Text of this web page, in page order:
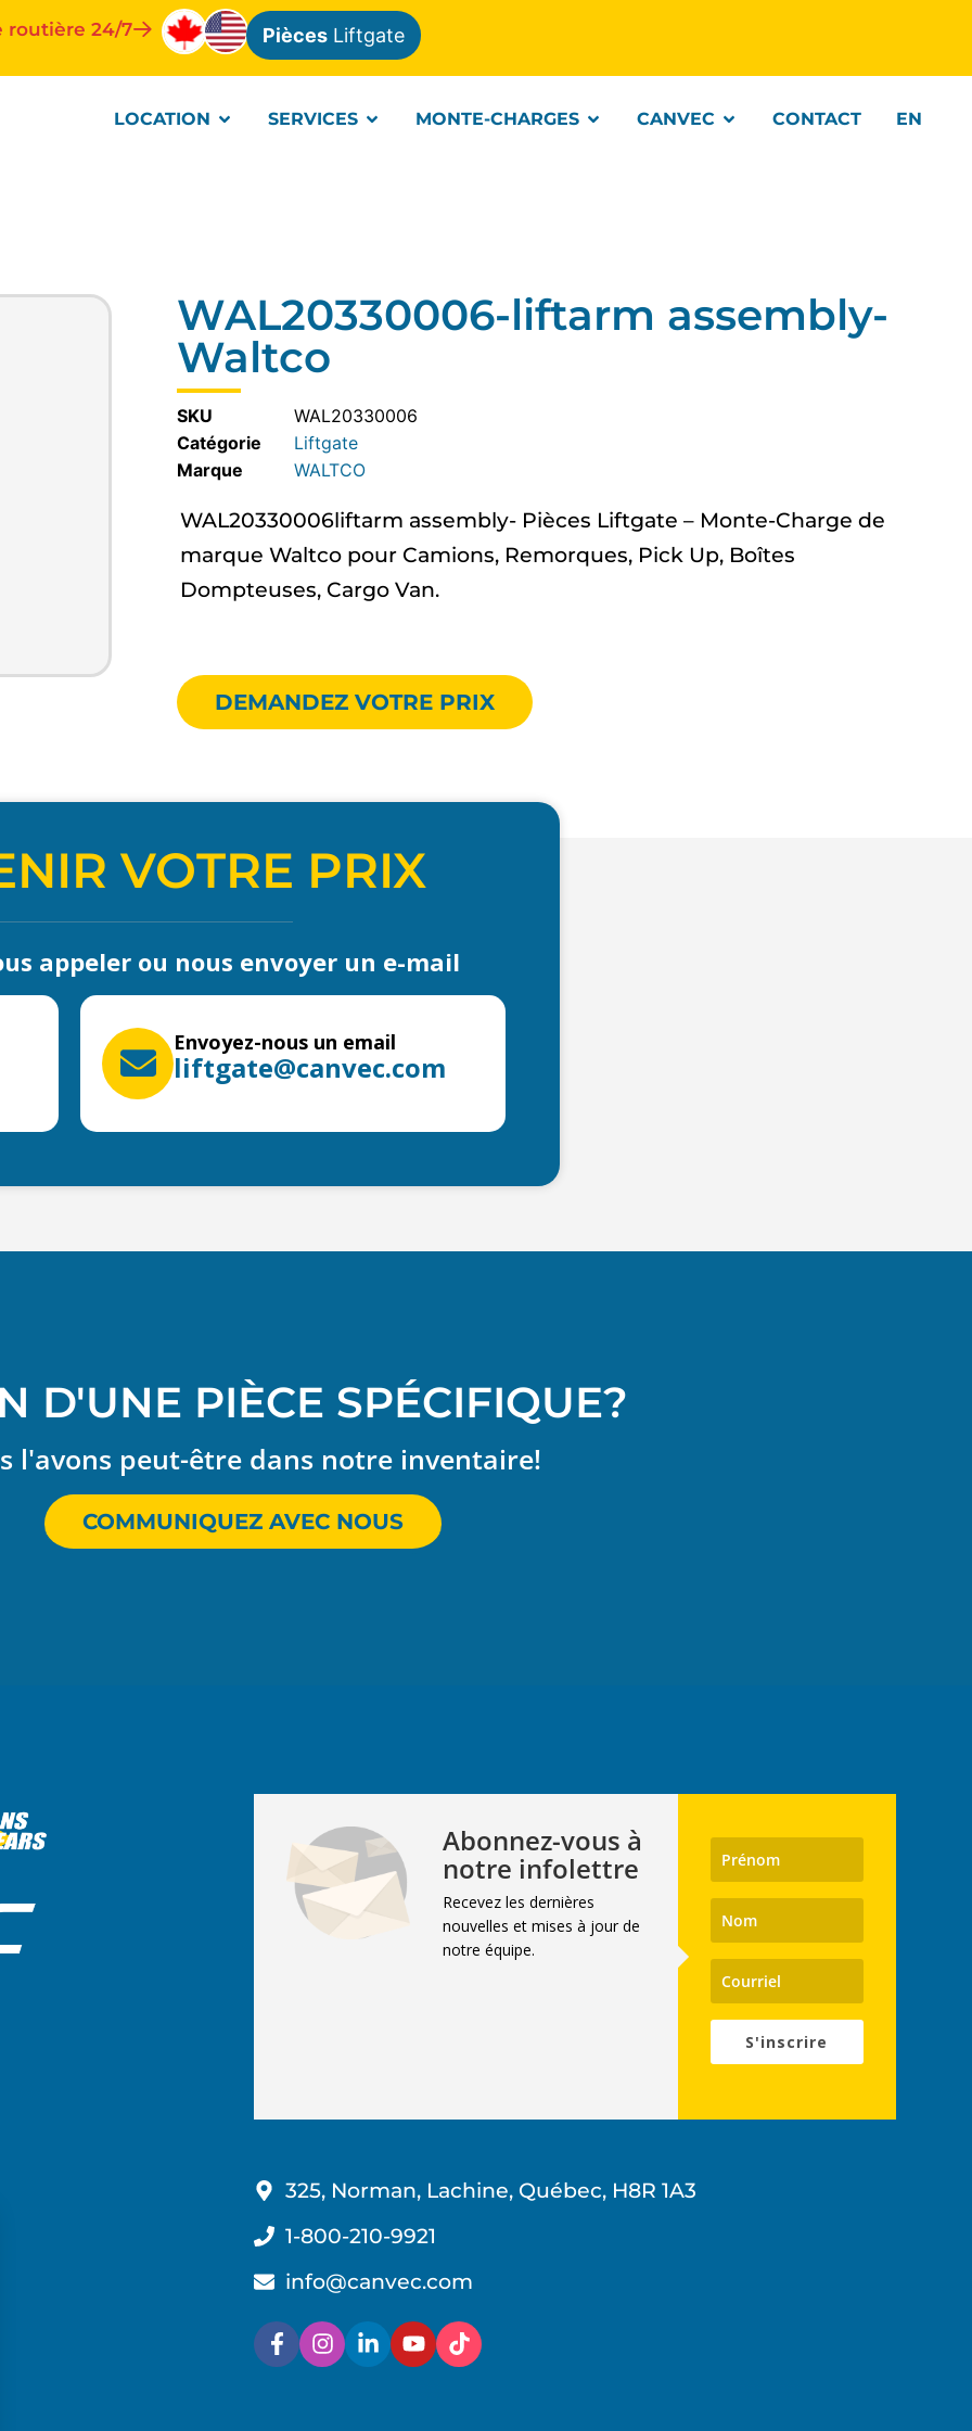
routière 24/7 Pièces Liftgate
LOCATION SERVICES MONTE-CHARGES CANVEC CONTACT EN
WAL20330006-liftarm assembly-
Waltco
SKU
WAL20330006
Catégorie
Liftgate
WALTCO
WAL20330006liftarm assembly- Pièces Liftgate – Monte-Charge de
marque Waltco pour Camions, Remorques, Pick Up, Boîtes
Dompteuses, Cargo Van.
DEMANDEZ VOTRE PRIX
VOTRE PRIX
appeler ou nous envoyer un e-mail
Envoyez-nous un email
liftgate@canvec.com
D'UNE PIÈCE SPÉCIFIQUE?
l'avons peut-être dans notre inventaire!
COMMUNIQUEZ AVEC NOUS
Abonnez-vous à
notre infolettre
Recevez les dernières
nouvelles et mises à jour de
notre équipe.
S'inscrire
325, Norman, Lachine, Québec, H8R 1A3
1-800-210-9921
info@canvec.com